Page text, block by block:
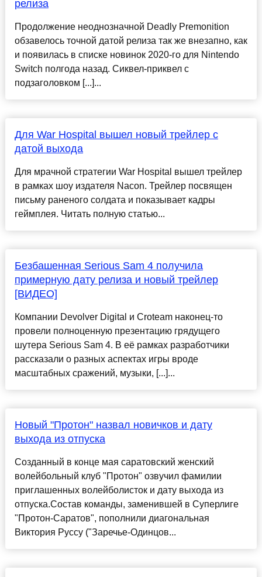
релиза
Продолжение неоднозначной Deadly Premonition
обзавелось точной датой релиза так же внезапно, как
и появилась в списке новинок 2020-го для Nintendo
Switch полгода назад. Сиквел-приквел с
подзаголовком [...]...
Для War Hospital вышел новый трейлер с
датой выхода
Для мрачной стратегии War Hospital вышел трейлер
в рамках шоу издателя Nacon. Трейлер посвящен
письму раненого солдата и показывает кадры
геймплея. Читать полную статью...
Безбашенная Serious Sam 4 получила
примерную дату релиза и новый трейлер
[ВИДЕО]
Компании Devolver Digital и Croteam наконец-то
провели полноценную презентацию грядущего
шутера Serious Sam 4. В её рамках разработчики
рассказали о разных аспектах игры вроде
масштабных сражений, музыки, [...]...
Новый "Протон" назвал новичков и дату
выхода из отпуска
Созданный в конце мая саратовский женский
волейбольный клуб "Протон" озвучил фамилии
приглашенных волейболисток и дату выхода из
отпуска.Состав команды, заменившей в Суперлиге
"Протон-Саратов", пополнили диагональная
Виктория Руссу ("Заречье-Одинцов...